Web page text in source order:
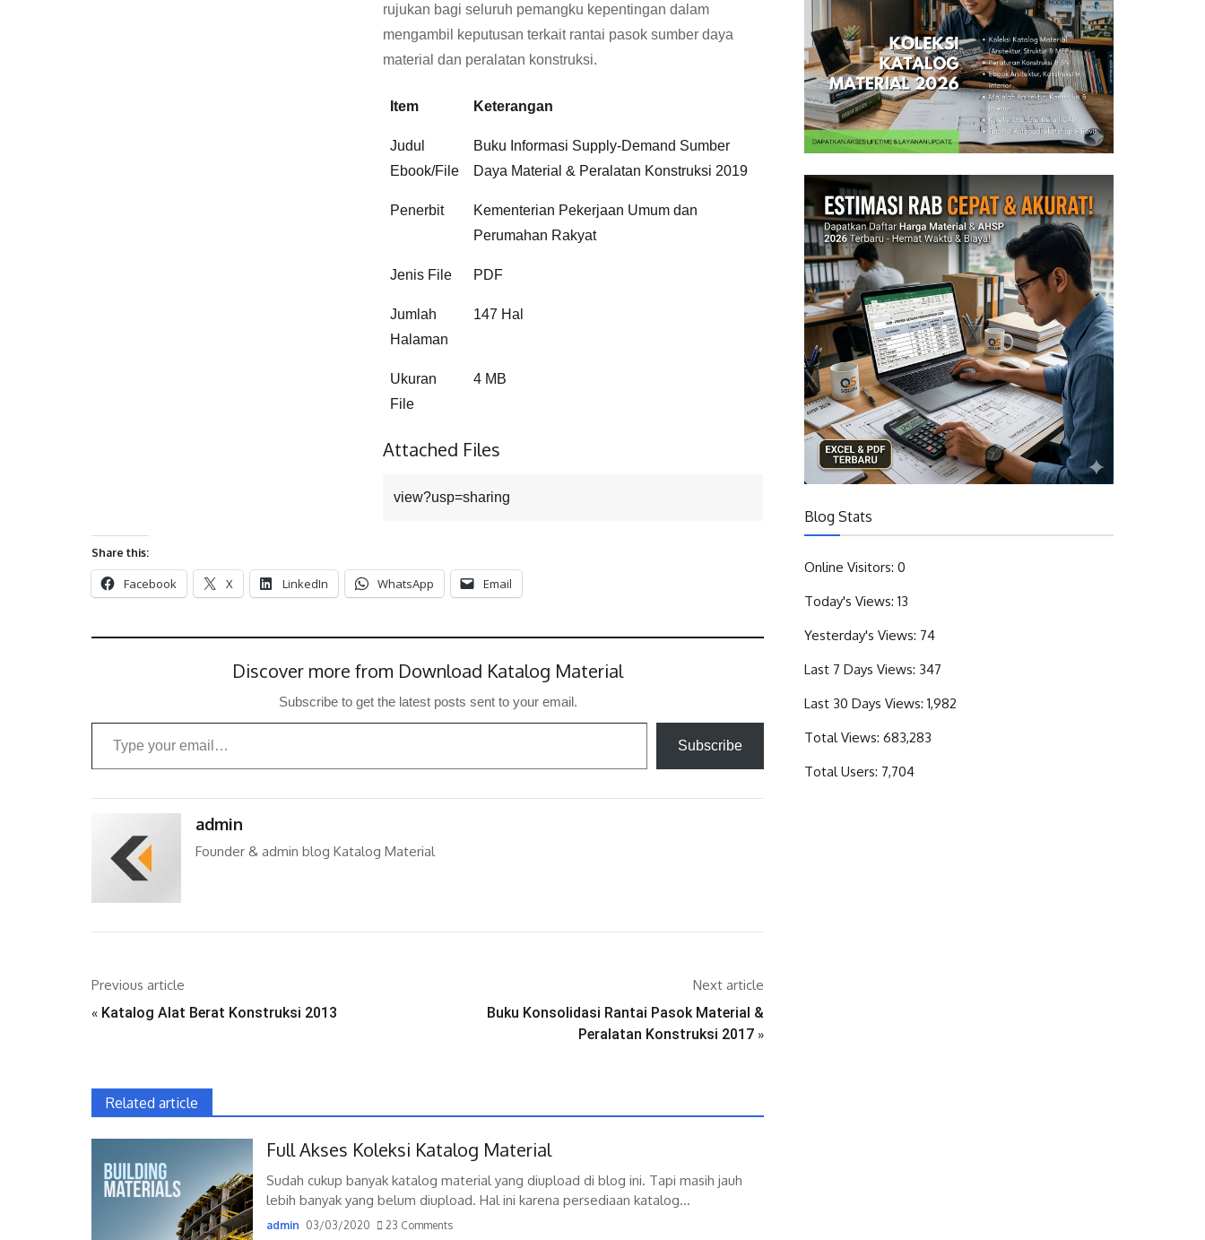
rujukan bagi seluruh pemangku kepentingan dalam
mengambil keputusan terkait rantai pasok sumber daya
material dan peralatan konstruksi.
Item Keterangan
Judul
Ebook/File
Buku Informasi Supply-Demand Sumber
Daya Material & Peralatan Konstruksi 2019
Penerbit
Kementerian Pekerjaan Umum dan
Perumahan Rakyat
Jenis File PDF
Jumlah
Halaman
147 Hal
Ukuran
File
4 MB
Attached Files
view?usp=sharing
Share this:
Facebook X LinkedIn WhatsApp Email
Discover more from Download Katalog Material
Subscribe to get the latest posts sent to your email.
Type your email…
Subscribe
admin
Founder & admin blog Katalog Material
Previous article
« Katalog Alat Berat Konstruksi 2013
Next article
Buku Konsolidasi Rantai Pasok Material &
Peralatan Konstruksi 2017 »
Related article
Full Akses Koleksi Katalog Material
Sudah cukup banyak katalog material yang diupload di blog ini. Tapi masih jauh
lebih banyak yang belum diupload. Hal ini karena persediaan katalog...
admin 03/03/2020 23 Comments
Blog Stats
Online Visitors: 0
Today's Views: 13
Yesterday's Views: 74
Last 7 Days Views: 347
Last 30 Days Views: 1,982
Total Views: 683,283
Total Users: 7,704